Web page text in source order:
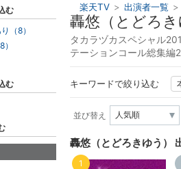
楽天TV > 出演者一覧 >
轟悠（とどろき
タカラヅカスペシャル
テーションコール総集編
キーワードで絞り込む
並び替え
轟悠（とどろきゆう）
1
む
（8）
む